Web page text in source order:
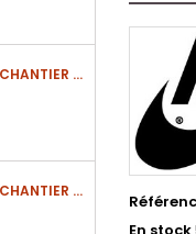
CASQUE DE CHANTIER ROUGE EN PE 330G - NOUVEAU MODÈLE
CASQUE DE CHANTIER JAUNE EN PE 380G - SUSPENSION 6 POINTS